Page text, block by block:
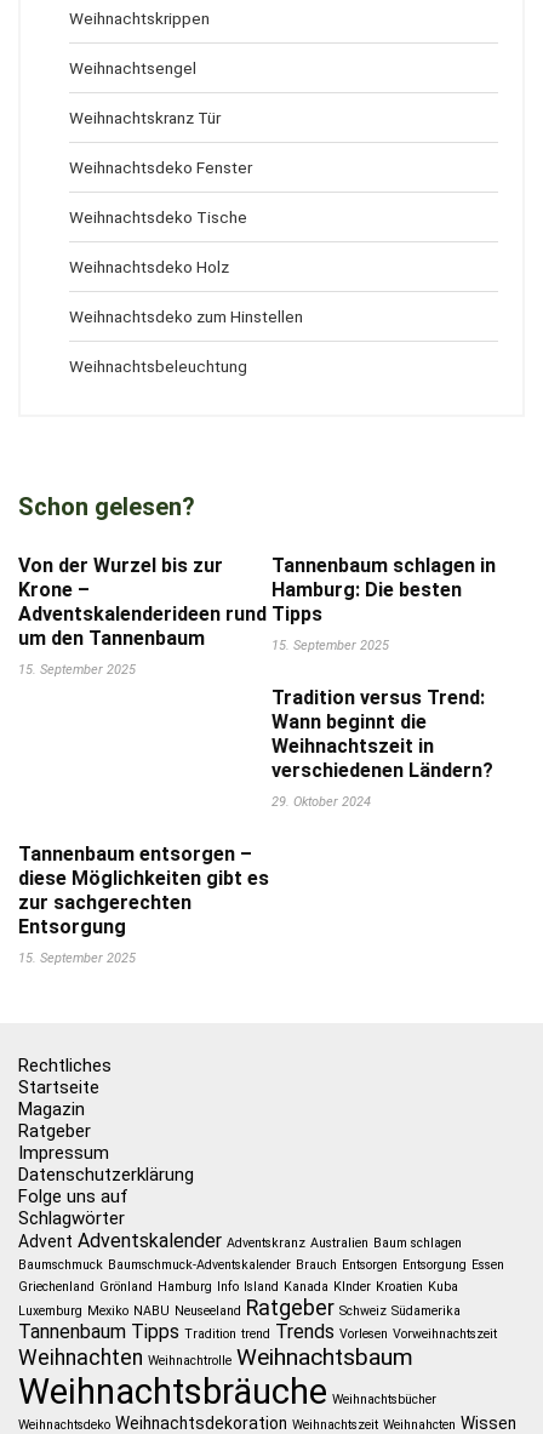
Weihnachtskrippen
Weihnachtsengel
Weihnachtskranz Tür
Weihnachtsdeko Fenster
Weihnachtsdeko Tische
Weihnachtsdeko Holz
Weihnachtsdeko zum Hinstellen
Weihnachtsbeleuchtung
Schon gelesen?
Von der Wurzel bis zur
Krone –
Adventskalenderideen rund
um den Tannenbaum
15. September 2025
Tannenbaum schlagen in
Hamburg: Die besten
Tipps
15. September 2025
Tradition versus Trend:
Wann beginnt die
Weihnachtszeit in
verschiedenen Ländern?
29. Oktober 2024
Tannenbaum entsorgen –
diese Möglichkeiten gibt es
zur sachgerechten
Entsorgung
15. September 2025
Rechtliches
Startseite
Magazin
Ratgeber
Impressum
Datenschutzerklärung
Folge uns auf
Schlagwörter
Advent Adventskalender Adventskranz Australien Baum schlagen
Baumschmuck Baumschmuck-Adventskalender Brauch Entsorgen Entsorgung Essen
Griechenland Grönland Hamburg Info Island Kanada KInder Kroatien Kuba
Luxemburg Mexiko NABU Neuseeland Ratgeber Schweiz Südamerika
Tannenbaum Tipps Tradition trend Trends Vorlesen Vorweihnachtszeit
Weihnachten Weihnachtrolle Weihnachtsbaum
Weihnachtsbräuche Weihnachtsbücher
Weihnachtsdeko Weihnachtsdekoration Weihnachtszeit Weihnahcten Wissen